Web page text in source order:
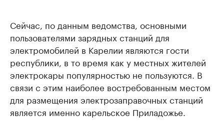
Сейчас, по данным ведомства, основными
пользователями зарядных станций для
электромобилей в Карелии являются гости
республики, в то время как у местных жителей
электрокары популярностью не пользуются. В
связи с этим наиболее востребованным местом
для размещения электрозаправочных станций
является именно карельское Приладожье.